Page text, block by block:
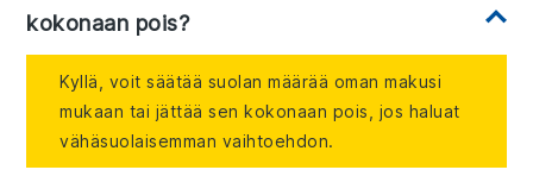
kokonaan pois?
Kyllä, voit säätää suolan määrää oman makusi
mukaan tai jättää sen kokonaan pois, jos haluat
vähäsuolaisemman vaihtoehdon.